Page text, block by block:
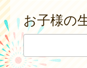
お子様の